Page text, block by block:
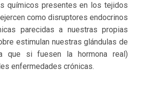
químicos presentes en los tejidos
como disruptores endocrinos
parecidas a nuestras propias
estimulan nuestras glándulas de
que si fuesen la hormona real)
enfermedades crónicas.